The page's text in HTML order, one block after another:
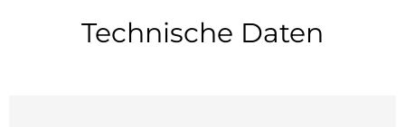
Technische Daten